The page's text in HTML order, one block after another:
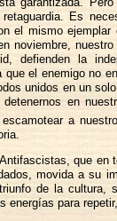
Es
el mismo
noviembre,
defienden la
el enemigo no
unidos en un
en
a
que
movida a su
de la cultura,
energías para